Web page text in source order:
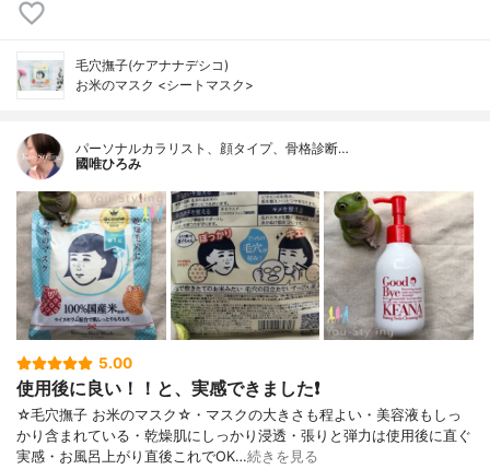
毛穴撫子(ケアナナデシコ)
お米のマスク <シートマスク>
パーソナルカラリスト、顔タイプ、骨格診断…
國唯ひろみ
5.00
使用後に良い！！と、実感できました❗
☆毛穴撫子 お米のマスク☆・マスクの大きさも程よい・美容液もしっ
かり含まれている・乾燥肌にしっかり浸透・張りと弾力は使用後に直ぐ
実感・お風呂上がり直後これでOK…続きを見る